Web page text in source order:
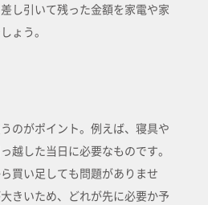
し引いて残った金額を家電や家
ょう。
のがポイント。例えば、寝具や
越した当日に必要なものです。
買い足しても問題がありませ
きいため、どれが先に必要か予